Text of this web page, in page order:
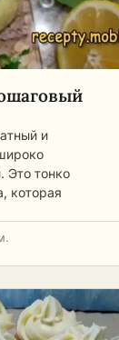
и
Это тонко
которая